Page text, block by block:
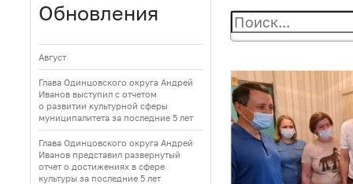
Обновления
Август
Глава Одинцовского округа Андрей
Иванов выступил с отчетом
о развитии культурной сферы
муниципалитета за последние 5 лет
Глава Одинцовского округа Андрей
Иванов представил развернутый
отчет о достижениях в сфере
культуры за последние 5 лет